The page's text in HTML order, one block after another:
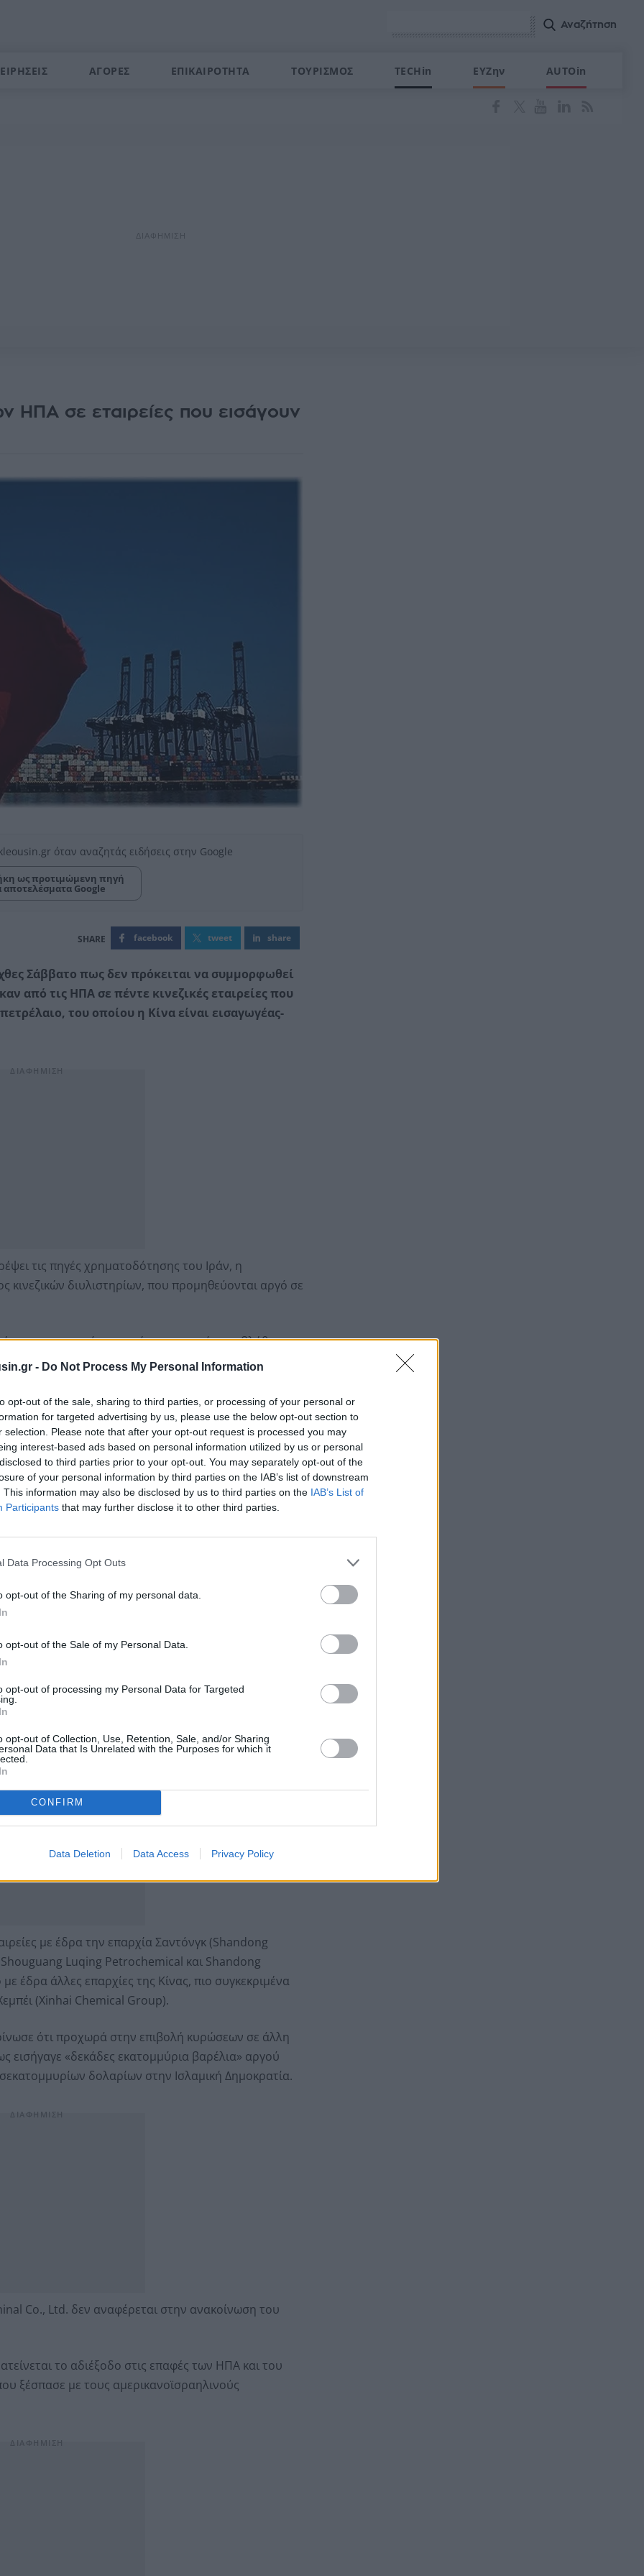
- Do Not Process My Personal Information
opt-out of the sale, sharing to third parties, or processing of your personal or
for targeted advertising by us, please use the below opt-out section to
selection. Please note that after your opt-out request is processed you may
interest-based ads based on personal information utilized by us or personal
to third parties prior to your opt-out. You may separately opt-out of the
of your personal information by third parties on the IAB’s list of downstream
This information may also be disclosed by us to third parties on the IAB’s List of
Participants that may further disclose it to other third parties.
Data Processing Opt Outs
opt-out of the Sharing of my personal data.
opt-out of the Sale of my Personal Data.
opt-out of processing my Personal Data for Targeted
opt-out of Collection, Use, Retention, Sale, and/or Sharing
Data that Is Unrelated with the Purposes for which it
CONFIRM
Data Deletion Data Access Privacy Policy
ΑΓΟΡΕΣ ΕΠΙΚΑΙΡΟΤΗΤΑ ΤΟΥΡΙΣΜΟΣ TECHin ΕΥΖην AUTOin
ΗΠΑ σε εταιρείες που εισάγουν
όταν αναζητάς ειδήσεις στην Google
ως προτιμώμενη πηγή
αποτελέσματα Google
facebook tweet share
Σάββατο πως δεν πρόκειται να συμμορφωθεί
από τις ΗΠΑ σε πέντε κινεζικές εταιρείες που
του οποίου η Κίνα είναι εισαγωγέας-
τις πηγές χρηματοδότησης του Ιράν, η
κινεζικών διυλιστηρίων, που προμηθεύονται αργό σε
του που αφορά τις κυρώσεις οι οποίες επιβλήθηκαν
πως τα αμερικανικά μέτρα «δεν πρέπει να
να τηρηθούν».
ή περιορίζουν κατά τρόπο ανάρμοστο τις
κινεζικών εταιρειών με τρίτες χώρες (...) και
κανόνες που διέπουν τις διεθνείς σχέσεις».
μονομερείς κυρώσεις οι οποίες στερούνται
δίκαιο», συνεχίζει το κείμενο.
με έδρα την επαρχία Σαντόνγκ (Shandong
Luqing Petrochemical και Shandong
έδρα άλλες επαρχίες της Κίνας, πιο συγκεκριμένα
(Xinhai Chemical Group).
ότι προχωρά στην επιβολή κυρώσεων σε άλλη
εισήγαγε «δεκάδες εκατομμύρια βαρέλια» αργού
δολαρίων στην Ισλαμική Δημοκρατία.
Co., Ltd. δεν αναφέρεται στην ανακοίνωση του
το αδιέξοδο στις επαφές των ΗΠΑ και του
ξέσπασε με τους αμερικανοϊσραηλινούς